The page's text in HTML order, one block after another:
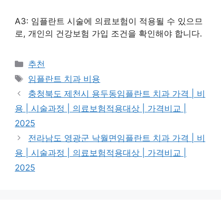
A3: 임플란트 시술에 의료보험이 적용될 수 있으므
로, 개인의 건강보험 가입 조건을 확인해야 합니다.
카
테
고
리
추천
태
그
임플란트 치과 비용
충청북도 제천시 용두동임플란트 치과 가격 | 비
용 | 시술과정 | 의료보험적용대상 | 가격비교 |
2025
전라남도 영광군 낙월면임플란트 치과 가격 | 비
용 | 시술과정 | 의료보험적용대상 | 가격비교 |
2025